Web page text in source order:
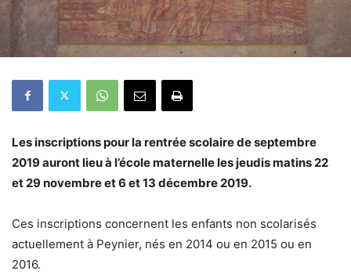
Les inscriptions pour la rentrée scolaire de septembre
2019 auront lieu à l’école maternelle les jeudis matins 22
et 29 novembre et 6 et 13 décembre 2019.
Ces inscriptions concernent les enfants non scolarisés
actuellement à Peynier, nés en 2014 ou en 2015 ou en
2016.